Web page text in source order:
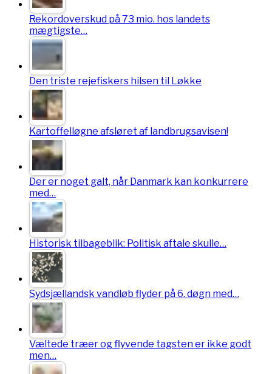
Rekordoverskud på 73 mio. hos landets
mægtigste…
Den triste rejefiskers hilsen til Løkke
Kartoffelløgne afsløret af landbrugsavisen!
Der er noget galt, når Danmark kan konkurrere
med…
Historisk tilbageblik: Politisk aftale skulle…
Sydsjællandsk vandløb flyder på 6. døgn med…
Væltede træer og flyvende tagsten er ikke godt
men…